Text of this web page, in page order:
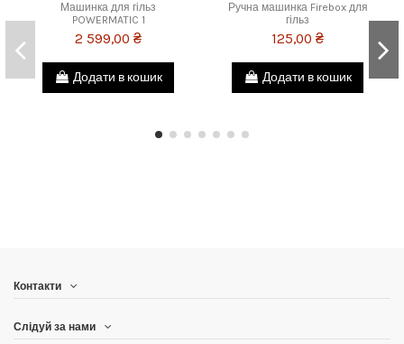
Машинка для гільз
POWERMATIC 1
2 599,00 ₴
Додати в кошик
Ручна машинка Firebox для
гільз
125,00 ₴
Додати в кошик
Контакти
Слідуй за нами